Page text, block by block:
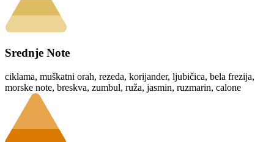
Srednje Note
ciklama, muškatni orah, rezeda, korijander, ljubičica, bela frezija,
morske note, breskva, zumbul, ruža, jasmin, ruzmarin, calone